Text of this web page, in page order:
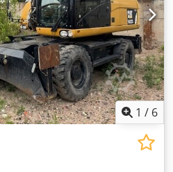
extra photos, or a video?
is commonly used
online. 💡 Why this machine
✔ Thorough inspection by
available ✔ Money-Back
payment options 🔄
options? We offer helpful
owners and
on our platform.
1 / 6